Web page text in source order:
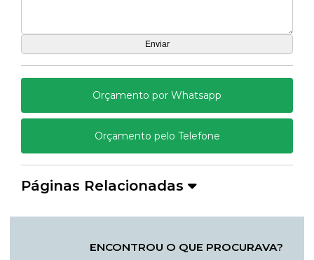
Orçamento por Whatsapp
Orçamento pelo Telefone
Páginas Relacionadas
ENCONTROU O QUE PROCURAVA?